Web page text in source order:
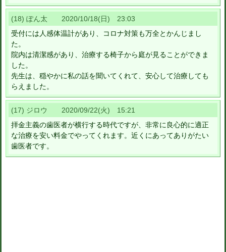
(18) ぽん太 2020/10/18(日) 23:03
受付には人感体温計があり、コロナ対策も万全とかんじまし
た。
院内は清潔感があり、治療する椅子から庭が見ることができま
した。
先生は、穏やかに私の話を聞いてくれて、安心して治療しても
らえました。
(17) ジロウ 2020/09/22(火) 15:21
拝金主義の歯医者が横行する時代ですが、非常に良心的に適正
な治療を安い料金でやってくれます。近くにあってありがたい
歯医者です。